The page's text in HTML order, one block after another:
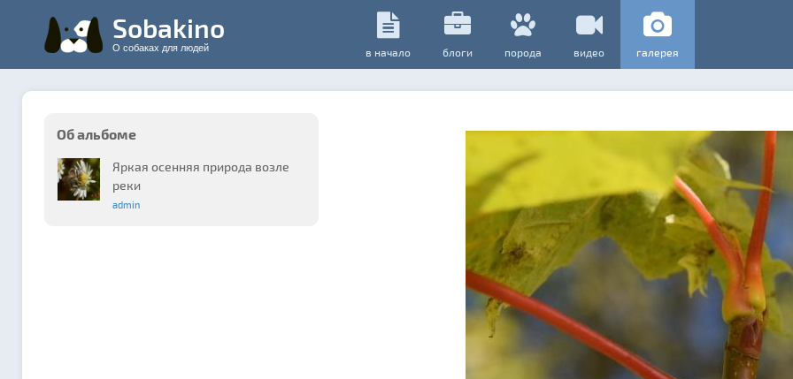
Sobakino
О собаках для людей в начало блоги порода видео галерея
Об альбоме
Яркая осенняя природа возле
реки
admin